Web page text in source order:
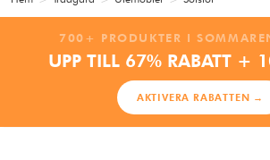
700+ PRODUKTER I
UPP TILL 67% RABATT +
AKTIVERA RABATTEN →